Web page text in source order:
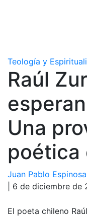
Teología y
Raúl
Una
poética
Juan Pablo
| 6 de diciembre de
El poeta chileno